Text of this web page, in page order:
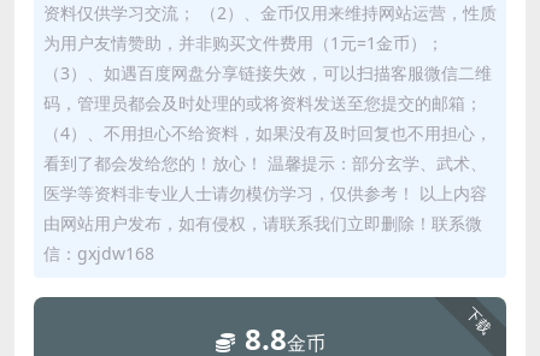
资料仅供学习交流； （2）、金币仅用来维持网站运营，性质
为用户友情赞助，并非购买文件费用（1元=1金币）；
（3）、如遇百度网盘分享链接失效，可以扫描客服微信二维
码，管理员都会及时处理的或将资料发送至您提交的邮箱；
（4）、不用担心不给资料，如果没有及时回复也不用担心，
看到了都会发给您的！放心！ 温馨提示：部分玄学、武术、
医学等资料非专业人士请勿模仿学习，仅供参考！ 以上内容
由网站用户发布，如有侵权，请联系我们立即删除！联系微
信：gxjdw168
下载
8.8金币